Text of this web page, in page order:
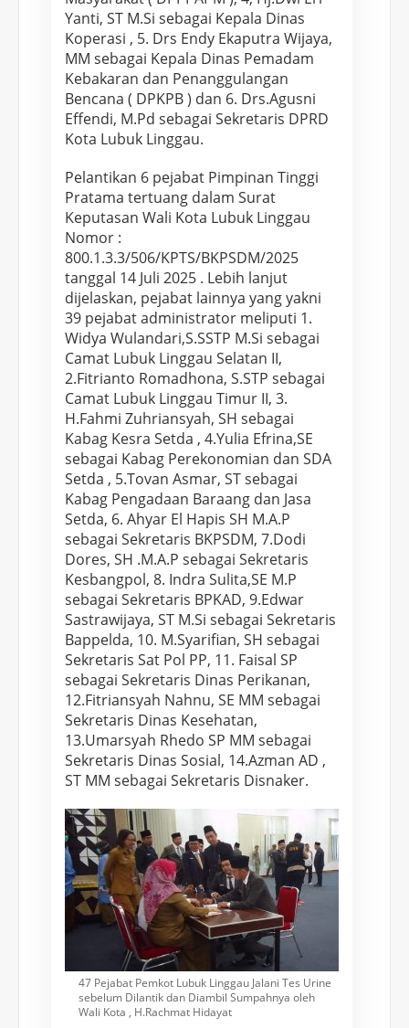
H
i
d
a
y
W
l
i
K
o
t
a
L
u
b
u
k
L
i
n
g
g
a
u
,
H
.
R
a
c
h
m
t
H
i
d
y
Yanti, ST M.Si sebagai Kepala Dinas
Koperasi , 5. Drs Endy Ekaputra Wijaya,
MM sebagai Kepala Dinas Pemadam
Kebakaran dan Penanggulangan
Bencana ( DPKPB ) dan 6. Drs.Agusni
Effendi, M.Pd sebagai Sekretaris DPRD
Kota Lubuk Linggau.
Pelantikan 6 pejabat Pimpinan Tinggi
Pratama tertuang dalam Surat
Keputasan Wali Kota Lubuk Linggau
Nomor :
800.1.3.3/506/KPTS/BKPSDM/2025
tanggal 14 Juli 2025 . Lebih lanjut
dijelaskan, pejabat lainnya yang yakni
39 pejabat administrator meliputi 1.
Widya Wulandari,S.SSTP M.Si sebagai
Camat Lubuk Linggau Selatan II,
2.Fitrianto Romadhona, S.STP sebagai
Camat Lubuk Linggau Timur II, 3.
H.Fahmi Zuhriansyah, SH sebagai
Kabag Kesra Setda , 4.Yulia Efrina,SE
sebagai Kabag Perekonomian dan SDA
Setda , 5.Tovan Asmar, ST sebagai
Kabag Pengadaan Baraang dan Jasa
Setda, 6. Ahyar El Hapis SH M.A.P
sebagai Sekretaris BKPSDM, 7.Dodi
Dores, SH .M.A.P sebagai Sekretaris
Kesbangpol, 8. Indra Sulita,SE M.P
sebagai Sekretaris BPKAD, 9.Edwar
Sastrawijaya, ST M.Si sebagai Sekretaris
Bappelda, 10. M.Syarifian, SH sebagai
Sekretaris Sat Pol PP, 11. Faisal SP
sebagai Sekretaris Dinas Perikanan,
12.Fitriansyah Nahnu, SE MM sebagai
Sekretaris Dinas Kesehatan,
13.Umarsyah Rhedo SP MM sebagai
Sekretaris Dinas Sosial, 14.Azman AD ,
ST MM sebagai Sekretaris Disnaker.
47 Pejabat Pemkot Lubuk Linggau Jalani Tes Urine
sebelum Dilantik dan Diambil Sumpahnya oleh
Wali Kota , H.Rachmat Hidayat